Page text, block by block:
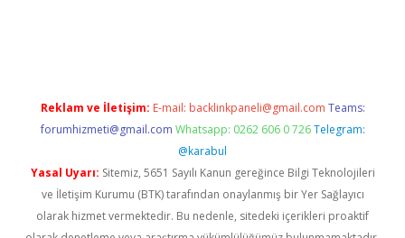
Reklam ve İletişim: E-mail: backlinkpaneli@gmail.com Teams:
forumhizmeti@gmail.com Whatsapp: 0262 606 0 726 Telegram:
@karabul
Yasal Uyarı: Sitemiz, 5651 Sayılı Kanun gereğince Bilgi Teknolojileri
ve İletişim Kurumu (BTK) tarafından onaylanmış bir Yer Sağlayıcı
olarak hizmet vermektedir. Bu nedenle, sitedeki içerikleri proaktif